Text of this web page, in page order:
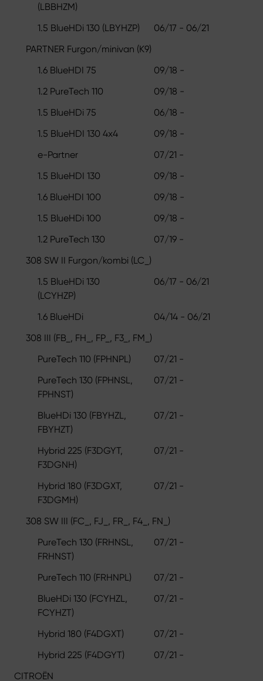
(LBBHZM)
1.5 BlueHDi 130 (LBYHZP)
06/17 - 06/21
PARTNER Furgon/minivan (K9)
1.6 BlueHDI 75
09/18 -
1.2 PureTech 110
09/18 -
1.5 BlueHDi 75
06/18 -
1.5 BlueHDI 130 4x4
09/18 -
e-Partner
07/21 -
1.5 BlueHDI 130
09/18 -
1.6 BlueHDI 100
09/18 -
1.5 BlueHDi 100
09/18 -
1.2 PureTech 130
07/19 -
308 SW II Furgon/kombi (LC_)
1.5 BlueHDi 130
(LCYHZP)
06/17 - 06/21
1.6 BlueHDi
04/14 - 06/21
308 III (FB_, FH_, FP_, F3_, FM_)
PureTech 110 (FPHNPL)
07/21 -
PureTech 130 (FPHNSL,
FPHNST)
07/21 -
BlueHDi 130 (FBYHZL,
FBYHZT)
07/21 -
Hybrid 225 (F3DGYT,
F3DGNH)
07/21 -
Hybrid 180 (F3DGXT,
F3DGMH)
07/21 -
308 SW III (FC_, FJ_, FR_, F4_, FN_)
PureTech 130 (FRHNSL,
FRHNST)
07/21 -
PureTech 110 (FRHNPL)
07/21 -
BlueHDi 130 (FCYHZL,
FCYHZT)
07/21 -
Hybrid 180 (F4DGXT)
07/21 -
Hybrid 225 (F4DGYT)
07/21 -
CITROËN